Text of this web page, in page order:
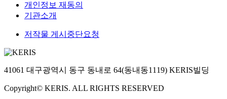
개인정보 재동의
기관소개
저작물 게시중단요청
41061 대구광역시 동구 동내로 64(동내동1119) KERIS빌딩
Copyright© KERIS. ALL RIGHTS RESERVED